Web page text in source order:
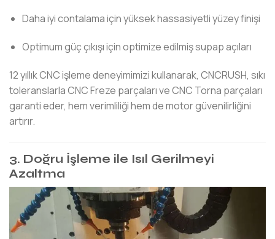
Daha iyi contalama için yüksek hassasiyetli yüzey finişi
Optimum güç çıkışı için optimize edilmiş supap açıları
12 yıllık CNC işleme deneyimimizi kullanarak, CNCRUSH, sıkı
toleranslarla CNC Freze parçaları ve CNC Torna parçaları
garanti eder, hem verimliliği hem de motor güvenilirliğini
artırır.
3. Doğru İşleme ile Isıl Gerilmeyi
Azaltma